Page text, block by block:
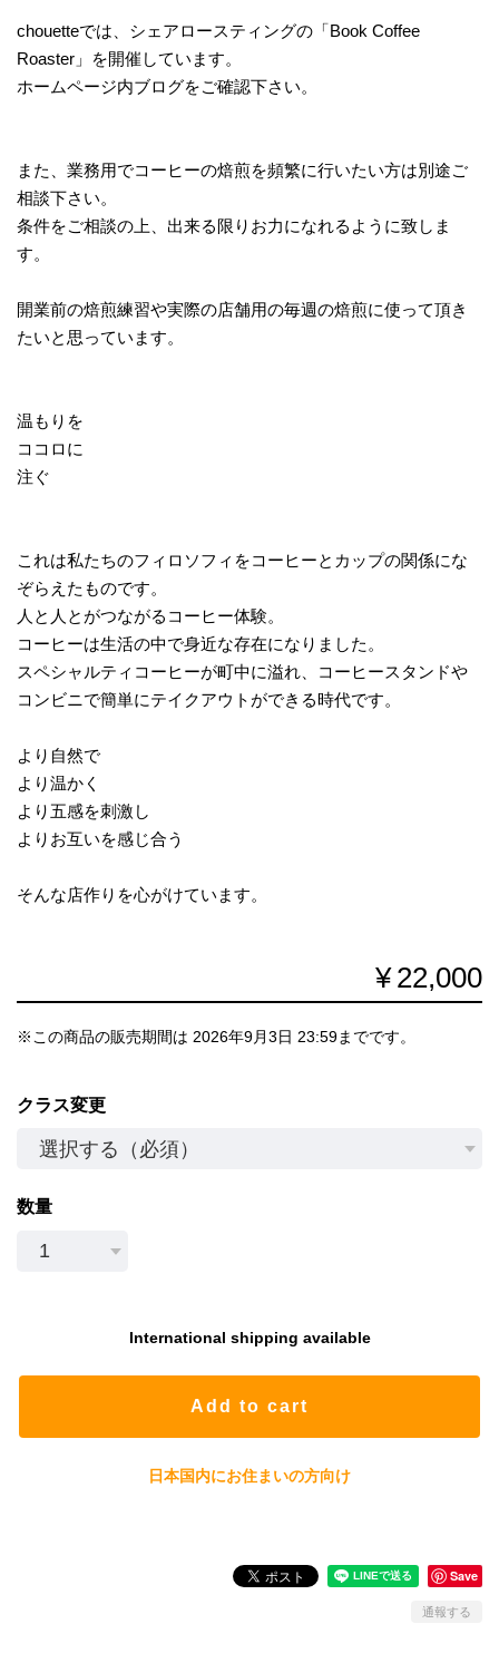
chouetteでは、シェアロースティングの「Book Coffee
Roaster」を開催しています。
ホームページ内ブログをご確認下さい。
また、業務用でコーヒーの焙煎を頻繁に行いたい方は別途ご
相談下さい。
条件をご相談の上、出来る限りお力になれるように致しま
す。
開業前の焙煎練習や実際の店舗用の毎週の焙煎に使って頂き
たいと思っています。
温もりを
ココロに
注ぐ
これは私たちのフィロソフィをコーヒーとカップの関係にな
ぞらえたものです。
人と人とがつながるコーヒー体験。
コーヒーは生活の中で身近な存在になりました。
スペシャルティコーヒーが町中に溢れ、コーヒースタンドや
コンビニで簡単にテイクアウトができる時代です。
より自然で
より温かく
より五感を刺激し
よりお互いを感じ合う
そんな店作りを心がけています。
¥22,000
※この商品の販売期間は 2026年9月3日 23:59までです。
クラス変更
数量
International shipping available
Add to cart
日本国内にお住まいの方向け
Save
通報する